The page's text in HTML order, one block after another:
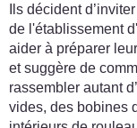
Ils décident
de l'établissement
aider à préparer
et suggère de
rassembler autant
vides, des bobines